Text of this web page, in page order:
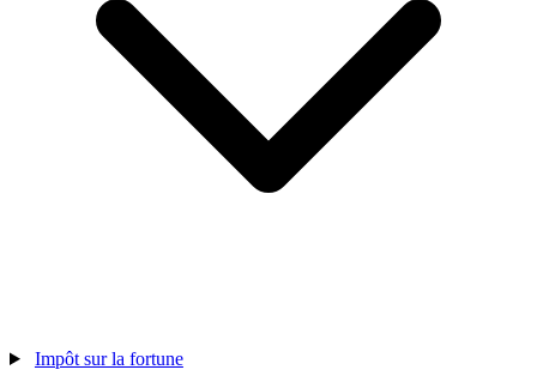
Impôt sur la fortune